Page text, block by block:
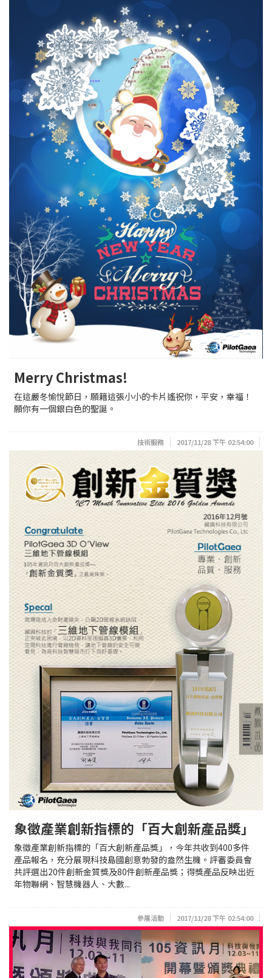
Merry Christmas!
在這嚴冬愉悅節日，願籍這張小小的卡片遙祝你，平安，幸福！
願你有一個銀白色的聖誕。
技術服務 2017/11/28 下午 02:54:00
象徵產業創新指標的「百大創新產品獎」
象徵產業創新指標的「百大創新產品獎」，今年共收到400多件
產品報名，充分展現科技島國創意勃發的盎然生機。評審委員會
共評選出20件創新金質獎及80件創新產品獎；得獎產品反映出近
年物聯網、智慧機器人、大數...
參展活動 2017/11/28 下午 02:54:00